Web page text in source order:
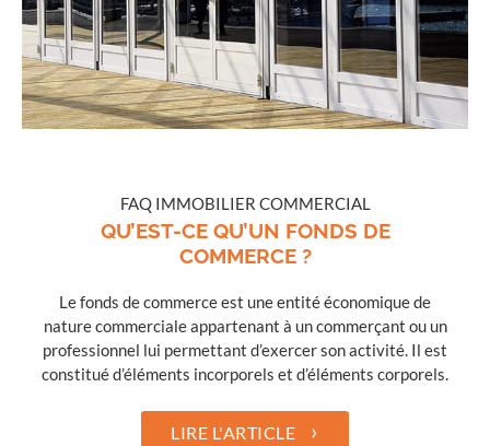
FAQ IMMOBILIER COMMERCIAL
QU’EST-CE QU’UN FONDS DE
COMMERCE ?
Le fonds de commerce est une entité économique de
nature commerciale appartenant à un commerçant ou un
professionnel lui permettant d’exercer son activité. Il est
constitué d’éléments incorporels et d’éléments corporels.
LIRE L'ARTICLE ›